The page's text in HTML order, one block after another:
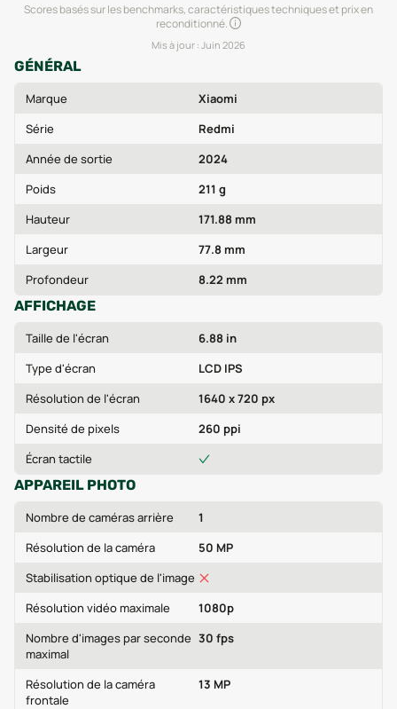
Scores basés sur les benchmarks, caractéristiques techniques et prix en
reconditionné.
Mis à jour : Juin 2026
GÉNÉRAL
Marque
Xiaomi
Série
Redmi
Année de sortie
2024
Poids
211 g
Hauteur
171.88 mm
Largeur
77.8 mm
Profondeur
8.22 mm
AFFICHAGE
Taille de l'écran
6.88 in
Type d'écran
LCD IPS
Résolution de l'écran
1640 x 720 px
Densité de pixels
260 ppi
Écran tactile
APPAREIL PHOTO
Nombre de caméras arrière
1
Résolution de la caméra
50 MP
Stabilisation optique de l'image
Résolution vidéo maximale
1080p
Nombre d'images par seconde
maximal
30 fps
Résolution de la caméra
frontale
13 MP